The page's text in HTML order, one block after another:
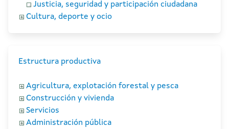
Justicia, seguridad y participación ciudadana
Cultura, deporte y ocio
Estructura productiva
Agricultura, explotación forestal y pesca
Construcción y vivienda
Servicios
Administración pública